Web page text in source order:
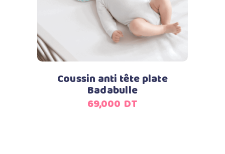
Coussin anti tête plate
Badabulle
69,000 DT